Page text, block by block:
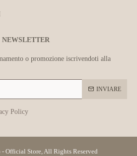
NEWSLETTER
o promozione iscrivendoti alla
INVIARE
Policy
Official Store, All Rights Reserved